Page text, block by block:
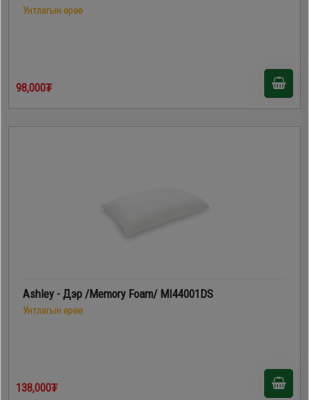
Унтлагын өрөө
98,000₮
Ashley - Дэр /Memory Foam/ MI44001DS
Унтлагын өрөө
138,000₮